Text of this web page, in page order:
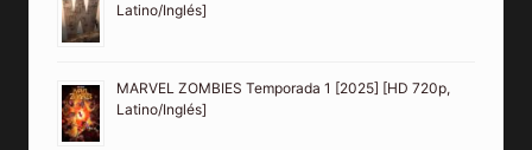
Latino/Inglés]
MARVEL ZOMBIES Temporada 1 [2025] [HD 720p,
Latino/Inglés]